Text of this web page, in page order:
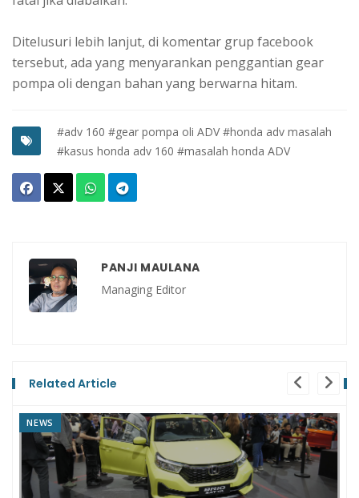
Ditelusuri lebih lanjut, di komentar grup facebook
tersebut, ada yang menyarankan penggantian gear
pompa oli dengan bahan yang berwarna hitam.
#adv 160 #gear pompa oli ADV #honda adv masalah
#kasus honda adv 160 #masalah honda ADV
PANJI MAULANA
Managing Editor
Related Article
NEWS